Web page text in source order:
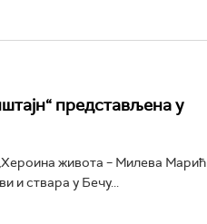
представљена у
живота – Милева Марић
и ствара у Бечу...